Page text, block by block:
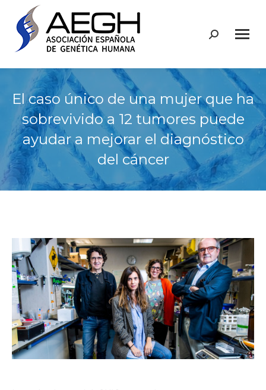
Buscar:
El caso único de una mujer que ha
sobrevivido a 12 tumores puede
ayudar a mejorar el diagnóstico
del cáncer